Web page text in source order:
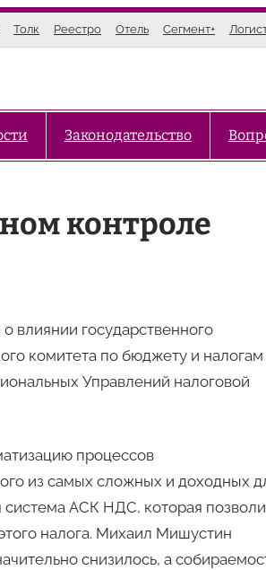
Толк Реестро Отель Сегмент+
Законодательство
контроле
влиянии государственного
комитета по бюджету и налогам
Управлений налоговой
процессов
из самых сложных и доходных
АСК НДС, которая
налога. Михаил Мишустин
снизилось, а